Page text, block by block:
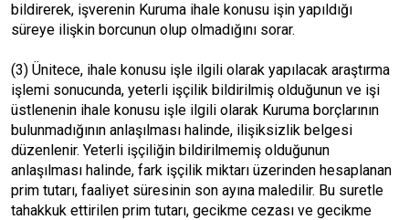
bildirerek, işverenin Kuruma ihale konusu işin yapıldığı
süreye ilişkin borcunun olup olmadığını sorar.
(3) Ünitece, ihale konusu işle ilgili olarak yapılacak araştırma
işlemi sonucunda, yeterli işçilik bildirilmiş olduğunun ve işi
üstlenenin ihale konusu işle ilgili olarak Kuruma borçlarının
bulunmadığının anlaşılması halinde, ilişiksizlik belgesi
düzenlenir. Yeterli işçiliğin bildirilmemiş olduğunun
anlaşılması halinde, fark işçilik miktarı üzerinden hesaplanan
prim tutarı, faaliyet süresinin son ayına maledilir. Bu suretle
tahakkuk ettirilen prim tutarı, gecikme cezası ve gecikme